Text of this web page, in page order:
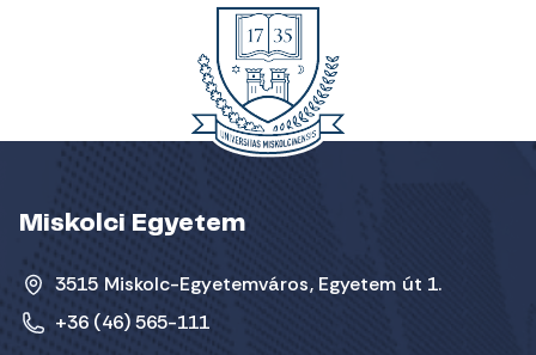
Miskolci Egyetem
3515 Miskolc-Egyetemváros, Egyetem út 1.
+36 (46) 565-111